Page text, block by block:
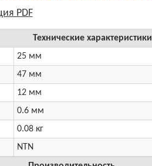
Технические характеристики
25 мм
47 мм
12 мм
0.6 мм
0.08 кг
NTN